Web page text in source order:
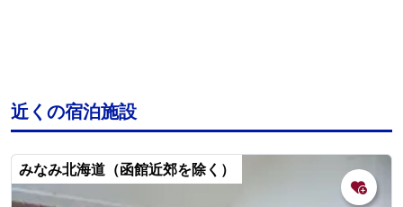
近くの宿泊施設
みなみ北海道（函館近郊を除く）